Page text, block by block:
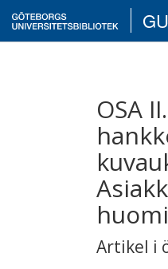
OSA
Artikel i